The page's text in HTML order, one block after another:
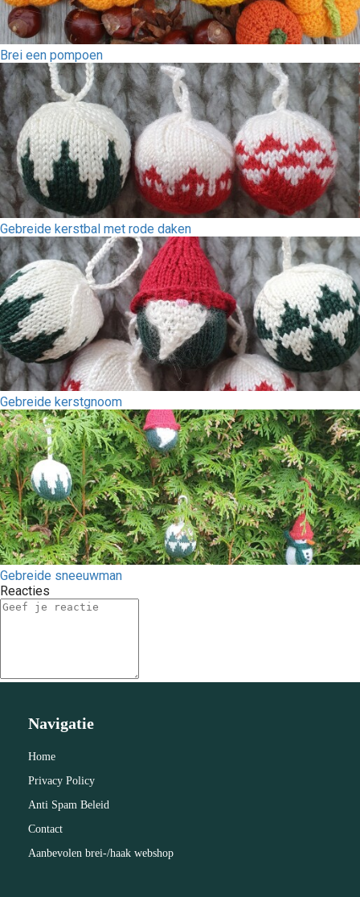
Brei een pompoen
Gebreide kerstbal met rode daken
Gebreide kerstgnoom
Gebreide sneeuwman
Reacties
Navigatie
Home
Privacy Policy
Anti Spam Beleid
Contact
Aanbevolen brei-/haak webshop